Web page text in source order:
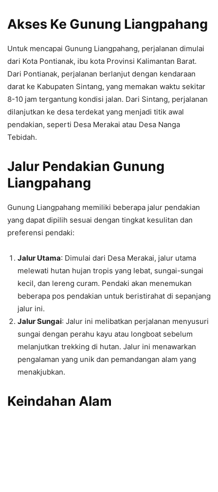
Akses Ke Gunung Liangpahang
Untuk mencapai Gunung Liangpahang, perjalanan dimulai
dari Kota Pontianak, ibu kota Provinsi Kalimantan Barat.
Dari Pontianak, perjalanan berlanjut dengan kendaraan
darat ke Kabupaten Sintang, yang memakan waktu sekitar
8-10 jam tergantung kondisi jalan. Dari Sintang, perjalanan
dilanjutkan ke desa terdekat yang menjadi titik awal
pendakian, seperti Desa Merakai atau Desa Nanga
Tebidah.
Jalur Pendakian Gunung
Liangpahang
Gunung Liangpahang memiliki beberapa jalur pendakian
yang dapat dipilih sesuai dengan tingkat kesulitan dan
preferensi pendaki:
Jalur Utama: Dimulai dari Desa Merakai, jalur utama
melewati hutan hujan tropis yang lebat, sungai-sungai
kecil, dan lereng curam. Pendaki akan menemukan
beberapa pos pendakian untuk beristirahat di sepanjang
jalur ini.
Jalur Sungai: Jalur ini melibatkan perjalanan menyusuri
sungai dengan perahu kayu atau longboat sebelum
melanjutkan trekking di hutan. Jalur ini menawarkan
pengalaman yang unik dan pemandangan alam yang
menakjubkan.
Keindahan Alam